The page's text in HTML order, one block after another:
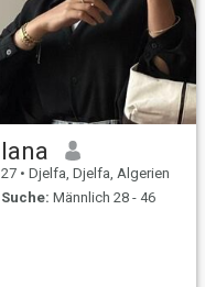
lana
27 • Djelfa, Djelfa, Algerien
Suche: Männlich 28 - 46